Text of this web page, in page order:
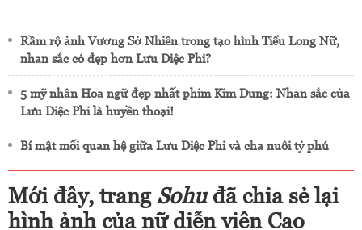
Rầm rộ ảnh Vương Sở Nhiên trong tạo hình Tiểu Long Nữ,
nhan sắc có đẹp hơn Lưu Diệc Phi?
5 mỹ nhân Hoa ngữ đẹp nhất phim Kim Dung: Nhan sắc của
Lưu Diệc Phi là huyền thoại!
Bí mật mối quan hệ giữa Lưu Diệc Phi và cha nuôi tỷ phú
Mới đây, trang Sohuđã chia sẻ lại
hình ảnh của nữ diễn viên Cao